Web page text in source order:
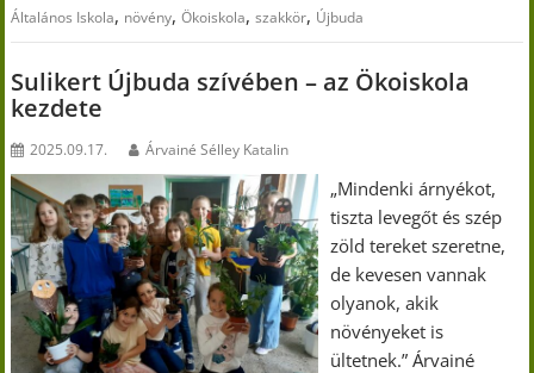
Általános Iskola, növény,Ökoiskola,szakkör, Újbuda
Sulikert Újbuda szívében – az Ökoiskola
kezdete
2025.09.17. Árvainé Sélley Katalin
„Mindenki árnyékot,
tiszta levegőt és szép
zöld tereket szeretne,
de kevesen vannak
olyanok, akik
növényeket is
ültetnek.” Árvainé